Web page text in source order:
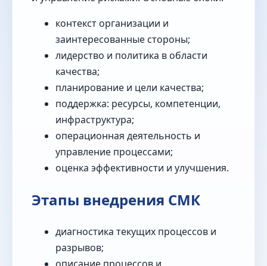
контекст организации и
заинтересованные стороны;
лидерство и политика в области
качества;
планирование и цели качества;
поддержка: ресурсы, компетенции,
инфраструктура;
операционная деятельность и
управление процессами;
оценка эффективности и улучшения.
Этапы внедрения СМК
диагностика текущих процессов и
разрывов;